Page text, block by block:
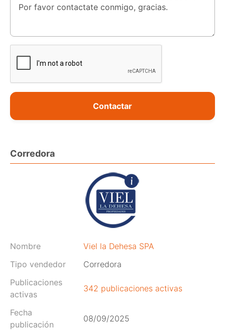
Contactar
Corredora
Nombre
Viel la Dehesa SPA
Tipo vendedor
Corredora
Publicaciones
activas
342 publicaciones activas
Fecha
publicación
08/09/2025